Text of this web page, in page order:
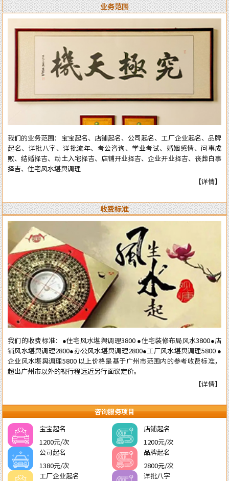
可信。近四十年来深得众多新老客户的高度好评和信任。 陈洲先生是三
十年前在汕头市与张克明、胡玉尺名老先生齐名的老牌预测师、风水师。
几十年来专业于四柱八字的预测、周易六爻占卜、风水堪舆调理，各种喜
庆择吉等。一生以直言敢断的风格，从不虚言巧语的业德而深受广大各界
人士的高度好评和信赖。时间能证明实力，陈洲先生能够三十多年从业至
今，口碑越来越好，客户越来越多，可想而知陈洲先生的学术修为的高深
程度！ 陈洲先生研究运用易学近四十年、学术上:理论基础高深，博取众
家之长，经验丰富、见解独到、业德高尚。 本公司网站对外服务项目，
全部真人实体进行预测与操作，服务质量绝对精准实用。详情了解可拔打
电话或加微信：13750405850（微信同号），进行咨询了解。
业务范围
我们的业务范围：宝宝起名、店铺起名、公司起名、工厂企业起名、品牌
起名、详批八字、详批流年、考公咨询、学业考试、婚姻感情、问事成
败、结婚择吉、动土入宅择吉、店铺开业择吉、企业开业择吉、丧葬白事
择吉、住宅风水堪舆调理
【详情】
收费标准
我们的收费标准：●住宅风水堪舆调理3800 ●住宅装修布局风水3800●店
铺风水堪舆调理2800●办公风水堪舆调理2800●工厂风水堪舆调理5800 ●
企业风水堪舆调理5800 以上价格是基于广州市范围内的参考收费标准，
超出广州市以外的视行程远近另行面议定价。
【详情】
咨询服务项目
宝宝起名
1200元/次
店铺起名
1200元/次
公司起名
1380元/次
品牌起名
2800元/次
工厂企业起名
详批八字